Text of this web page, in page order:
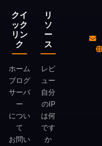
クイ
ック
リン
ク
ホーム
ブログ
サーバ
ー
につい
て
お問い
リ
ソ
ー
ス
レビ
ュー
自分
のIP
は何
です
か